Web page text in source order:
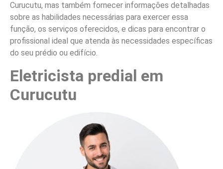
Curucutu, mas também fornecer informações detalhadas
sobre as habilidades necessárias para exercer essa
função, os serviços oferecidos, e dicas para encontrar o
profissional ideal que atenda às necessidades específicas
do seu prédio ou edifício.
Eletricista predial em
Curucutu